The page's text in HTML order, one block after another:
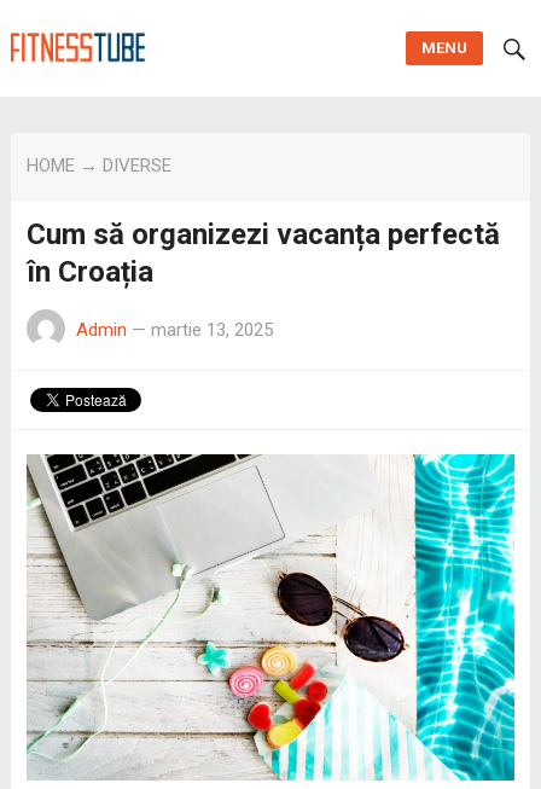
MENU
HOME→ DIVERSE
Cum să organizezi vacanța perfectă
în Croația
Admin — martie 13, 2025